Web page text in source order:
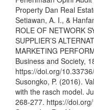
Property Dan Real
Setiawan, A. I., &
ROLE OF NETWORK
SUPPLIER’S
MARKETING
Business and Society,
https://doi.org/
Susongko, P. (2016).
with the rasch model.
268-277. https://